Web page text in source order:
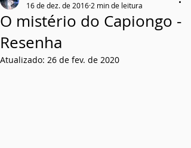
O mistério do Capiongo -
Resenha
16 de dez. de 2016 2 min de leitura
Atualizado: 26 de fev. de 2020